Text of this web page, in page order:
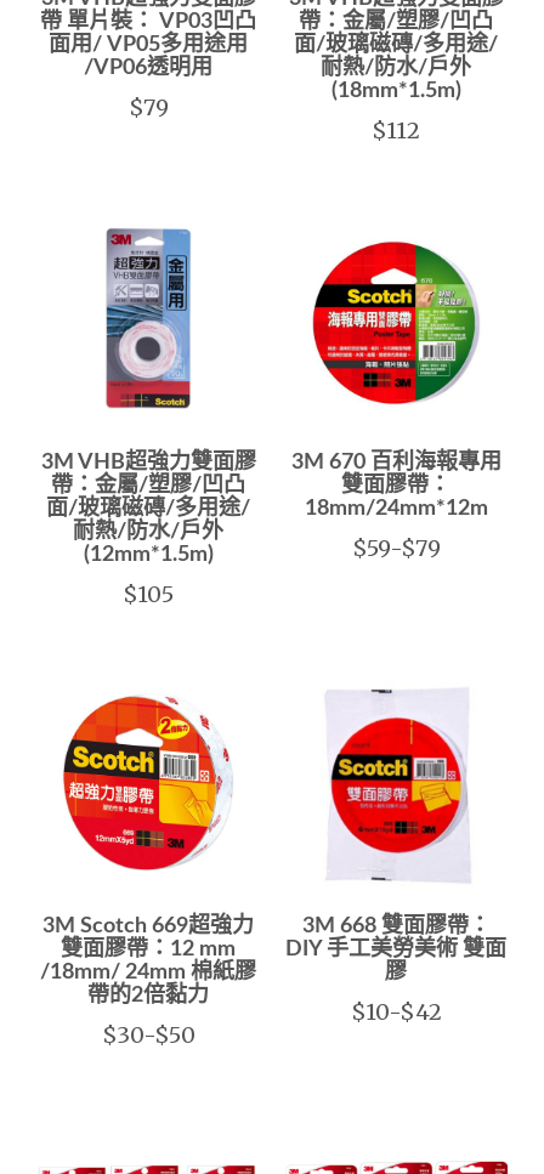
帶 單片裝： VP03凹凸
面用/ VP05多用途用
/VP06透明用
$79
帶：金屬/塑膠/凹凸
面/玻璃磁磚/多用途/
耐熱/防水/戶外
(18mm*1.5m)
$112
3M VHB超強力雙面膠
帶：金屬/塑膠/凹凸
面/玻璃磁磚/多用途/
耐熱/防水/戶外
(12mm*1.5m)
$105
3M 670 百利海報專用
雙面膠帶：
18mm/24mm*12m
$59-$79
3M Scotch 669超強力
雙面膠帶：12 mm
/18mm/ 24mm 棉紙膠
帶的2倍黏力
$30-$50
3M 668 雙面膠帶：
DIY 手工美勞美術 雙面
膠
$10-$42